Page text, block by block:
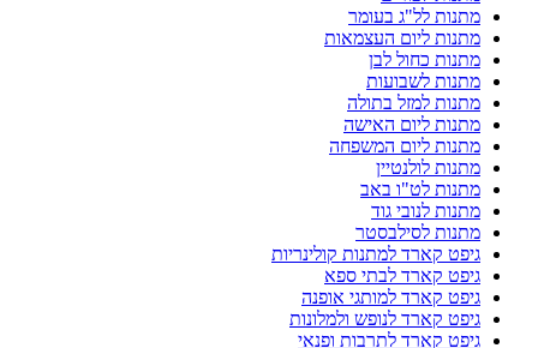
מתנות לל"ג בעומר
מתנות ליום העצמאות
מתנות כחול לבן
מתנות לשבועות
מתנות למזל בתולה
מתנות ליום האישה
מתנות ליום המשפחה
מתנות לולנטיין
מתנות לט"ו באב
מתנות לנובי גוד
מתנות לסילבסטר
גיפט קארד למתנות קולינריות
גיפט קארד לבתי ספא
גיפט קארד למותגי אופנה
גיפט קארד לנופש ולמלונות
גיפט קארד לתרבות ופנאי